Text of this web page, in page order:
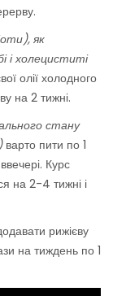
як
і холециститі
олії холодного
на 2 тижні.
стану
варто пити по 1
Курс
на 2-4 тижні і
рижієву
на тиждень по 1